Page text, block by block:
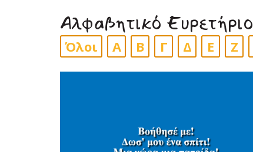
Αλφαβητικό Ευρετήριο
Όλοι Α Β Γ Δ Ε Ζ